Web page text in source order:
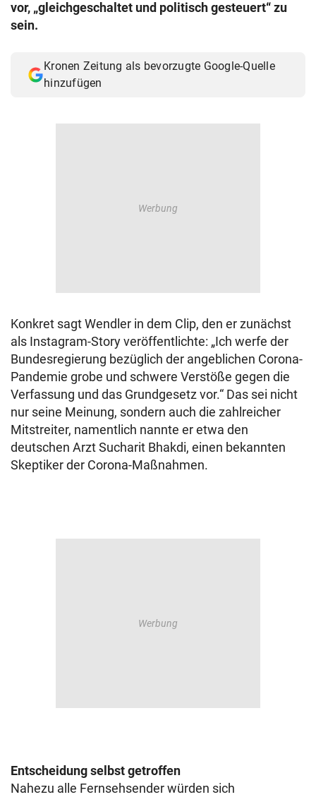
vor, „gleichgeschaltet und politisch gesteuert“ zu
sein.
Kronen Zeitung als bevorzugte Google-Quelle
hinzufügen
Konkret sagt Wendler in dem Clip, den er zunächst
als Instagram-Story veröffentlichte: „Ich werfe der
Bundesregierung bezüglich der angeblichen Corona-
Pandemie grobe und schwere Verstöße gegen die
Verfassung und das Grundgesetz vor.“ Das sei nicht
nur seine Meinung, sondern auch die zahlreicher
Mitstreiter, namentlich nannte er etwa den
deutschen Arzt Sucharit Bhakdi, einen bekannten
Skeptiker der Corona-Maßnahmen.
Entscheidung selbst getroffen
Nahezu alle Fernsehsender würden sich